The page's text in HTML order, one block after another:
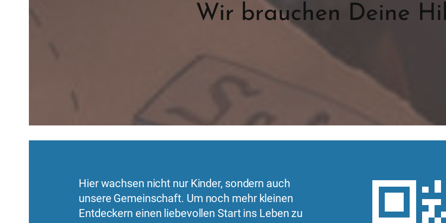
Wir brauchen Deine
Hier wachsen nicht nur Kinder, sondern auch
unsere Gemeinschaft. Um noch mehr kleinen
Entdeckern einen liebevollen Start ins Leben zu